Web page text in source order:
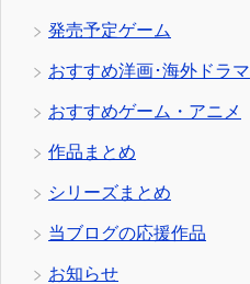
発売予定ゲーム
おすすめ洋画･海外ドラマ
おすすめゲーム・アニメ
作品まとめ
シリーズまとめ
当ブログの応援作品
お知らせ